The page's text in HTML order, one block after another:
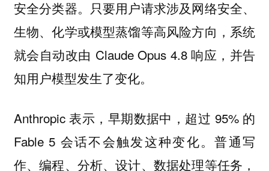
安全分类器。只要用户请求涉及网络安全、
生物、化学或模型蒸馏等高风险方向，系统
就会自动改由 Claude Opus 4.8 响应，并告
知用户模型发生了变化。
Anthropic 表示，早期数据中，超过 95% 的
Fable 5 会话不会触发这种变化。普通写
作、编程、分析、设计、数据处理等任务，